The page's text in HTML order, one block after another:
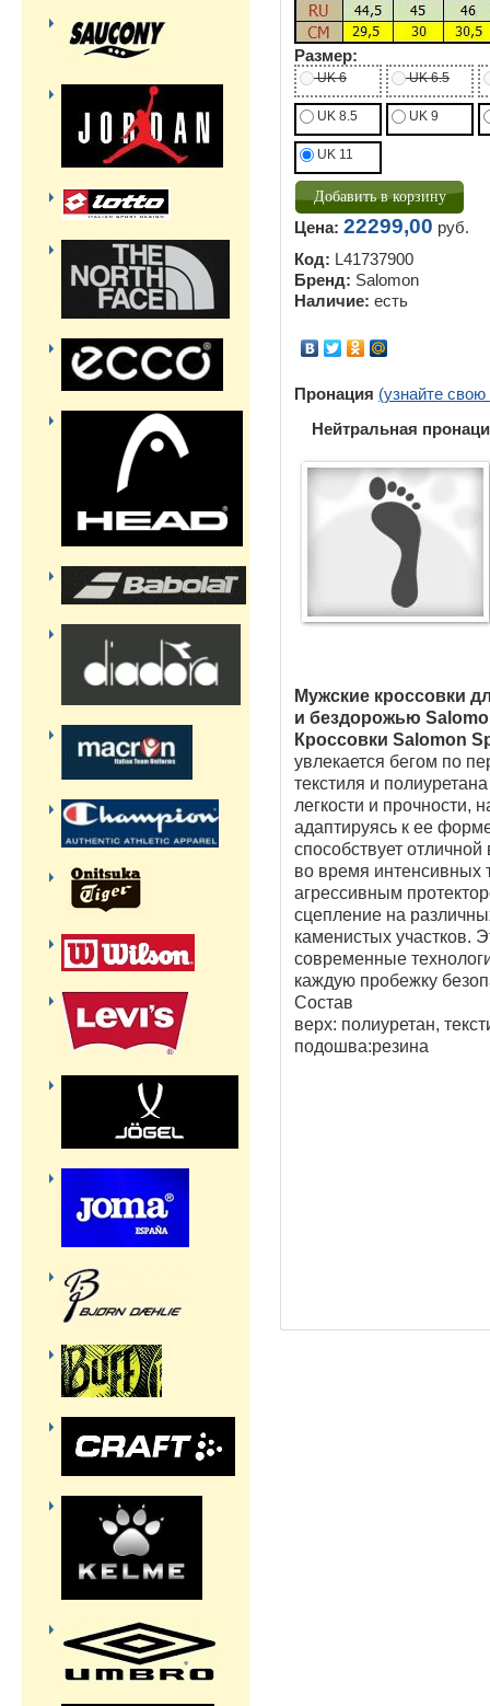
Размер:
UK 6 UK 6.5
UK 8.5 UK 9
UK 11
Цена: 22299,00 руб.
Код: L41737900
Бренд: Salomon
Наличие: есть
Пронация (узнайте
Нейтральная
Мужские кроссовки
и бездорожью
Кроссовки Salomon
увлекается бегом по
текстиля и
легкости и прочности,
адаптируясь к ее
способствует
во время интенсивных
агрессивным
сцепление на
каменистых участков.
современные
каждую пробежку
Состав
верх: полиуретан,
подошва:резина